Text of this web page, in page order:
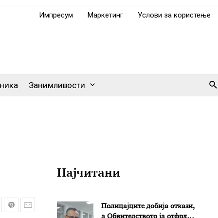
Импресум Маркетинг Услови за користење
Занимливости
Најчитани
Полицајците добија откази,
а Обвителството ја отфрли